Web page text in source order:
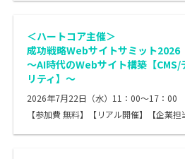
＜ハートコア主催＞
成功戦略Webサイトサミット2026
〜AI時代のWebサイト構築【CMS/
リティ】〜
2026年7月22日（水）11：00～17：00
【参加費 無料】【リアル開催】【企業担